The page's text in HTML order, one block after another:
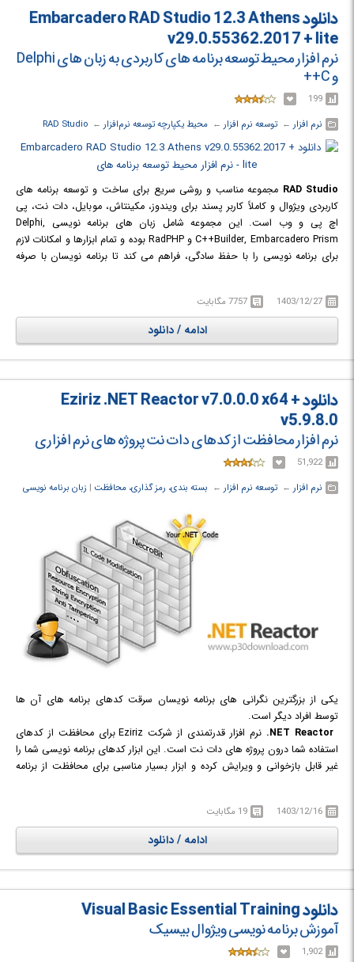
دانلود Embarcadero RAD Studio 12.3 Athens
v29.0.55362.2017 + lite
نرم افزار محیط توسعه برنامه های کاربردی به زبان های Delphi
و C++
199
نرم افزار ← ‏توسعه نرم افزار ← ‏ محیط یکپارچه توسعه نرم‌افزار ← ‏
RAD Studio
RAD Studio مجموعه مناسب و روشی سریع برای ساخت و توسعه برنامه های
کاربردی ویژوال و کاملاً کاربر پسند برای ویندوز، مکینتاش، موبایل، دات نت، پی
اچ پی و وب است. این مجموعه شامل زبان های برنامه نویسی Delphi,
C++Builder, Embarcadero Prism و RadPHP بوده و تمام ابزارها و امکانات لازم
برای برنامه نویسی را با حفظ سادگی، فراهم می کند تا برنامه نویسان با صرفه
بیتی) باشند. RAD Studio یکی از محصولات شرکت Embarcader است.
1403/12/27 7757 مگابایت
ادامه / دانلود
دانلود Eziriz .NET Reactor v7.0.0.0 x64 +
v5.9.8.0
نرم افزار محافظت از کدهای دات نت پروژه های نرم افزاری
51,922
نرم افزار ← ‏توسعه نرم افزار ← ‏ بسته بندی، رمز گذاری، محافظت ‏| زبان برنامه نویسی
یکی از بزرگترین نگرانی های برنامه نویسان سرقت کدهای برنامه های آن ها
توسط افراد دیگر است.
NET Reactor.
نرم افزار قدرتمندی از شرکت Eziriz برای محافظت از کدهای
استفاده شما درون پروژه های دات نت است. این ابزار کدهای برنامه نویسی شما را
غیر قابل بازخوانی و ویرایش کرده و ابزار بسیار مناسبی برای محافظت از برنامه
1403/12/16 19 مگابایت
ادامه / دانلود
دانلود Visual Basic Essential Training
آموزش برنامه نویسی ویژوال بیسیک
1,902